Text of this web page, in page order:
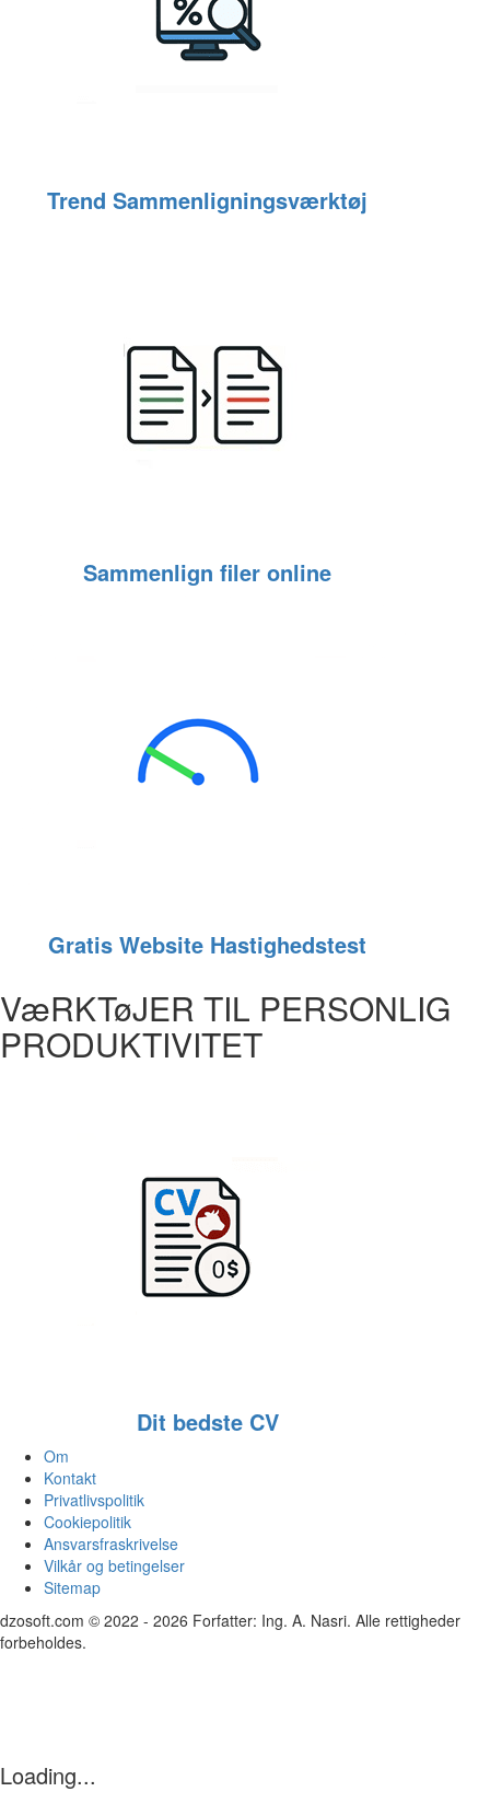
Trend Sammenligningsværktøj
Sammenlign filer online
Gratis Website Hastighedstest
VæRKTøJER TIL PERSONLIG
PRODUKTIVITET
Dit bedste CV
Om
Kontakt
Privatlivspolitik
Cookiepolitik
Ansvarsfraskrivelse
Vilkår og betingelser
Sitemap
dzosoft.com © 2022 - 2026 Forfatter: Ing. A. Nasri. Alle rettigheder
forbeholdes.
Loading...